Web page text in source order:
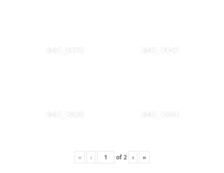
IMG_0039 IMG_0042
IMG_0859 IMG_0860
« ‹ of2 › »